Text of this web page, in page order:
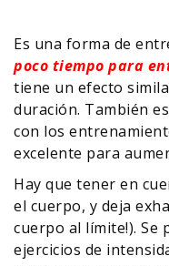
Es una forma de
poco tiempo para
tiene un efecto
duración. También
con los
excelente para
Hay que tener en
el cuerpo, y deja
cuerpo al límite!). Se
ejercicios de